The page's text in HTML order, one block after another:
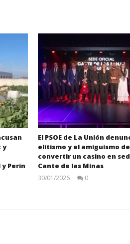
y
Perín
El PSOE de La Unión
elitismo y el amiguismo
convertir un casino en
Cante de las Minas
30/01/2026
0